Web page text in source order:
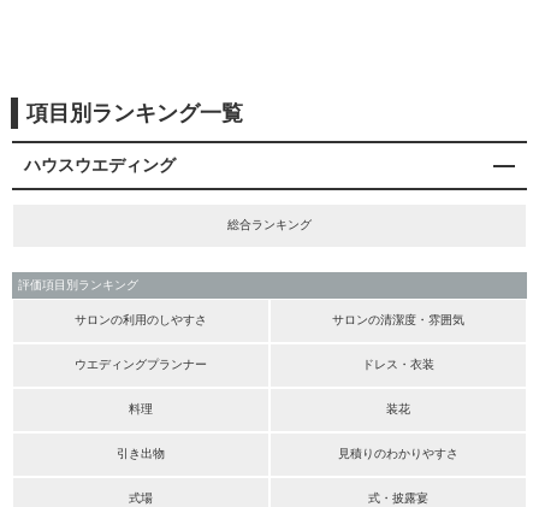
項目別ランキング一覧
ハウスウエディング
総合ランキング
評価項目別ランキング
サロンの利用のしやすさ サロンの清潔度・雰囲気
ウエディングプランナー ドレス・衣装
料理 装花
引き出物 見積りのわかりやすさ
式場 式・披露宴